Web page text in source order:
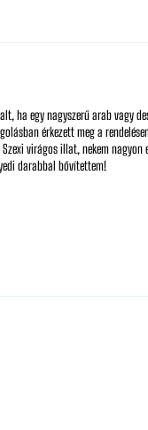
ha egy nagyszerű arab vagy
érkezett meg a
virágos illat, nekem nagyon
darabbal bővítettem!